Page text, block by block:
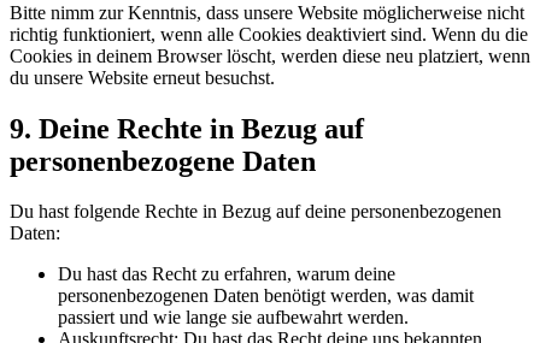
Bitte nimm zur Kenntnis, dass unsere Website möglicherweise nicht
richtig funktioniert, wenn alle Cookies deaktiviert sind. Wenn du die
Cookies in deinem Browser löscht, werden diese neu platziert, wenn
du unsere Website erneut besuchst.
9. Deine Rechte in Bezug auf
personenbezogene Daten
Du hast folgende Rechte in Bezug auf deine personenbezogenen
Daten:
Du hast das Recht zu erfahren, warum deine
personenbezogenen Daten benötigt werden, was damit
passiert und wie lange sie aufbewahrt werden.